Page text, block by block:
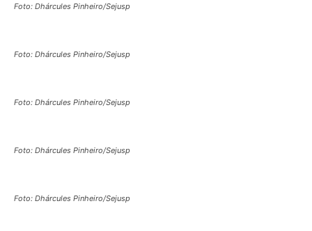
Foto: Dhárcules Pinheiro/Sejusp
Foto: Dhárcules Pinheiro/Sejusp
Foto: Dhárcules Pinheiro/Sejusp
Foto: Dhárcules Pinheiro/Sejusp
Foto: Dhárcules Pinheiro/Sejusp